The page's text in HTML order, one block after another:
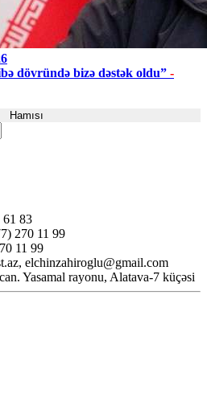
dövründə bizə dəstək oldu” -
Hamısı
61 83
270 11 99
11 99
, elchinzahiroglu@gmail.com
Yasamal rayonu, Alatava-7 küçəsi